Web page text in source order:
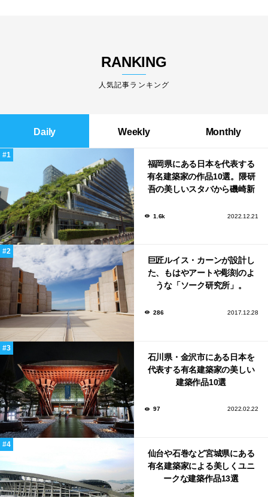
RANKING
人気記事ランキング
Daily Weekly Monthly
福岡県にある日本を代表する
有名建築家の作品10選。隈研
吾の美しいスタバから磯崎新
1.6k 2022.12.21
巨匠ルイス・カーンが設計し
た、もはやアートや彫刻のよ
うな「ソーク研究所」。
286 2017.12.28
石川県・金沢市にある日本を
代表する有名建築家の美しい
建築作品10選
97 2022.02.22
仙台や石巻など宮城県にある
有名建築家による美しくユニ
ークな建築作品13選